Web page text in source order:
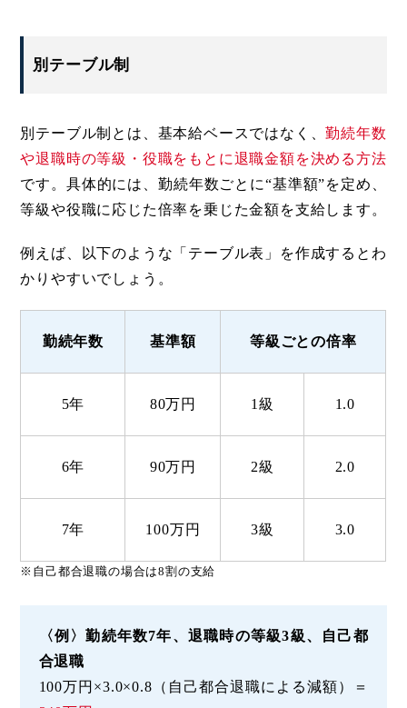
別テーブル制
別テーブル制とは、基本給ベースではなく、勤続年数
や退職時の等級・役職をもとに退職金額を決める方法
です。具体的には、勤続年数ごとに“基準額”を定め、
等級や役職に応じた倍率を乗じた金額を支給します。
例えば、以下のような「テーブル表」を作成するとわ
かりやすいでしょう。
勤続年数 基準額 等級ごとの倍率
5年 80万円 1級 1.0
6年 90万円 2級 2.0
7年 100万円 3級 3.0
※自己都合退職の場合は8割の支給
〈例〉勤続年数7年、退職時の等級3級、自己都
合退職
100万円×3.0×0.8（自己都合退職による減額）＝